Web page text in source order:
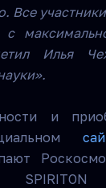
Все
Илья
и